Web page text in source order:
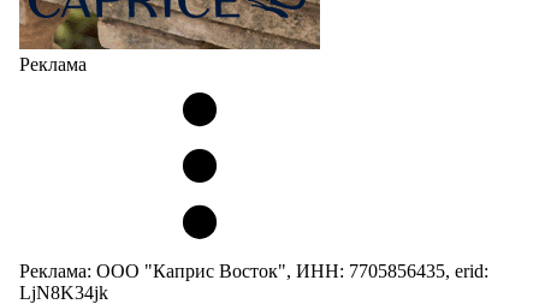
Реклама
Реклама: ООО "Каприс Восток", ИНН: 7705856435, erid:
LjN8K34jk